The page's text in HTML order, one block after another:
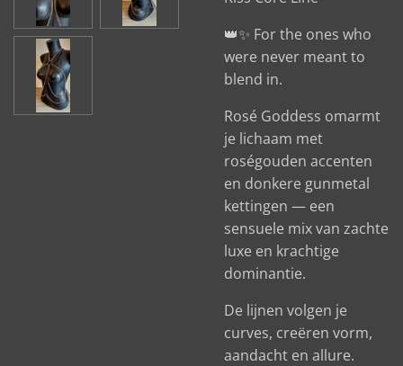
👑✨ For the ones who
were never meant to
blend in.
Rosé Goddess omarmt
je lichaam met
roségouden accenten
en donkere gunmetal
kettingen — een
sensuele mix van zachte
luxe en krachtige
dominantie.
De lijnen volgen je
curves, creëren vorm,
aandacht en allure.